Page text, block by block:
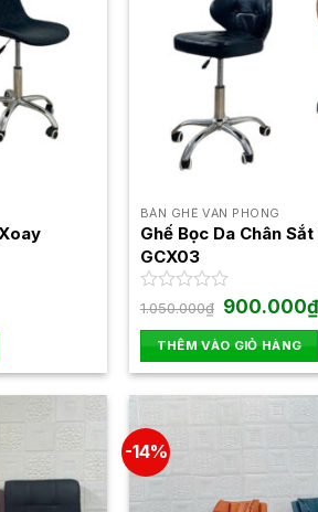
BÀN GHẾ VĂN PHÒNG
Ghế Bọc Da Chân
GCX03
Được
hạng
0
5
sao
1.050.000₫ Giá
gốc
là:
1.050.000₫.
900.000₫
THÊM VÀO GIỎ HÀNG
-14%